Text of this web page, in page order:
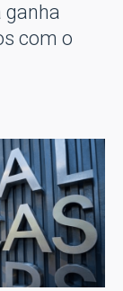
ganha
com o